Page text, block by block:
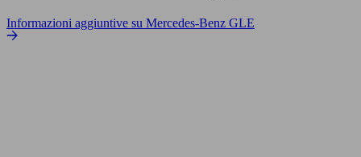
Informazioni aggiuntive su Mercedes-Benz GLE